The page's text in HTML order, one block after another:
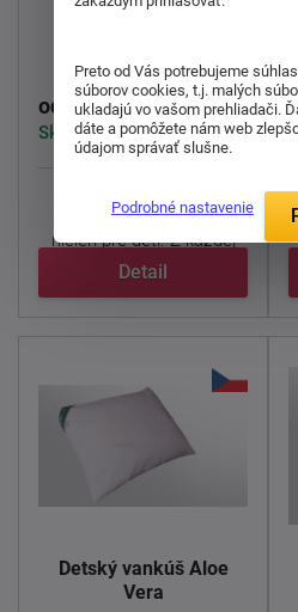
od 9,00 €
Skladom > 5 ks
Dekoračný vankúšik
Avengers Heroes 02
nielen pre deti. Z každej
strany ...
Detail
Detský vankúš Aloe
Vera
Preto od Vás potrebujeme
súborov cookies, t.j. malých
ukladajú vo vašom prehliadači.
dáte a pomôžete nám web
údajom správať slušne.
Podrobné nastavenie